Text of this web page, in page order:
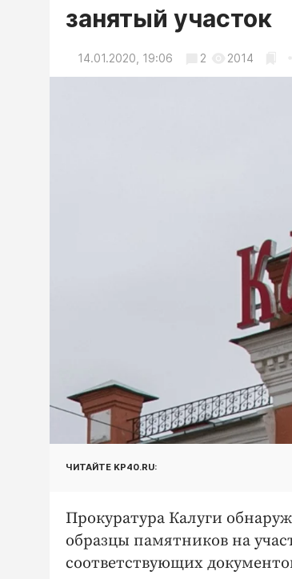
занятый участок
14.01.2020, 19:06 2 2014
ЧИТАЙТЕ KP40.RU:
Прокуратура Калуги
образцы памятников на
соответствующих